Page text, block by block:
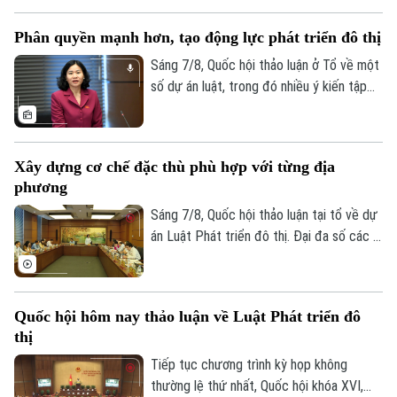
Tư vấn sức khỏe
Quần vợt
Golf
Giải trí
Tin tức
Sao
Điện ảnh
Thời trang
Âm nhạc
Đã phát sóng
sáng tạo, chuyển đổi số, các đại biểu tập
trung làm rõ trách nhiệm của người đứng
đầu và cơ chế loại trừ trách nhiệm hình sự
Phân quyền mạnh hơn, tạo động lực phát triển đô thị
Sáng 7/8, Quốc hội thảo luận ở Tổ về một
số dự án luật, trong đó nhiều ý kiến tập
đô thị là cách tiếp cận mới: thay vì chờ
thảo luật mở rộng quyền chủ động cho
địa phương, đi cùng trách nhiệm giải trình.
Xây dựng cơ chế đặc thù phù hợp với từng địa
phương
Sáng 7/8, Quốc hội thảo luận tại tổ về dự
án Luật Phát triển đô thị. Đại đa số các ý
phải căn cứ vào tình hình, đặc điểm của
Quốc hội hôm nay thảo luận về Luật Phát triển đô
thị
Tiếp tục chương trình kỳ họp không
thường lệ thứ nhất, Quốc hội khóa XVI,